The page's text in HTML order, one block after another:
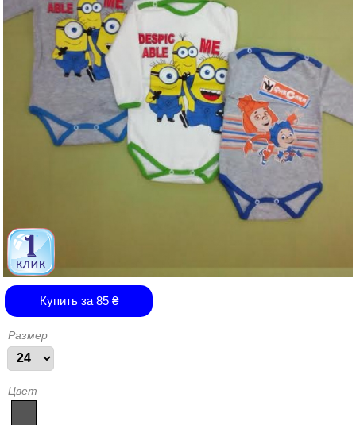
Купить за 85₴
Размер
Цвет